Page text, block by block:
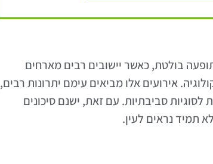
בולטת, כאשר יישובים רבים מארחים
אירועים אלו מביאים עימם יתרונות רבים,
סביבתיות. עם זאת, ישנם סיכונים
תמיד נראים לעין.